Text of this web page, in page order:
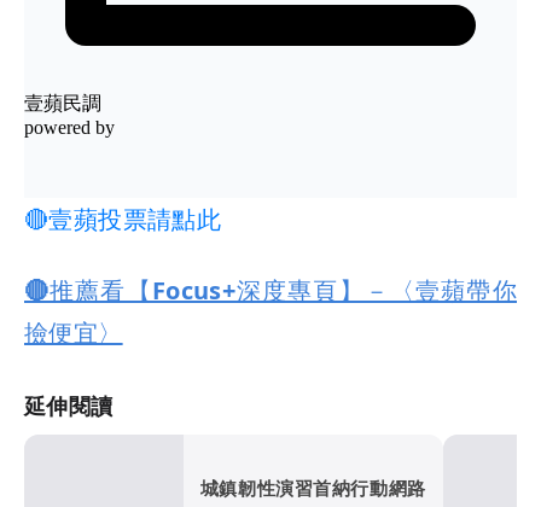
🔴壹蘋投票請點此
🔴推薦看【Focus+深度專頁】－〈壹蘋帶你
撿便宜〉
延伸閱讀
城鎮韌性演習首納行動網路